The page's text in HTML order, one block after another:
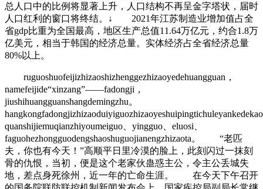
总人口中的比例将显著上升，人口结构不再呈金字塔状，届时
人口红利的窗口将终结。↓ 2021年江苏制造业增加值占全
省gdp比重为全国最高，地区生产总值11.64万亿元，约合1.8万
亿美元，相当于韩国的经济总量。实体经济占全省经济总量
80%以上。
ruguoshuofeijizhizaoshizhenggezhizaoyedehuangguan，
namefeijide“xinzang”——fadongji，
jiushihuangguanshangdemingzhu。
quanshijiemuqianzhiyoumeiguo、yingguo、eluosi、
faguohezhongguodengshaoshuguojianengzhizaota。 “老匹
夫，你也有今天！”高顺平日里冷漠的脸上，此刻闪过一抹刻
骨的仇恨，当初，便是这个老家伙蛊惑主公，令主公丢城失
地，差点身死徐州，近一年的亡命生涯。 在今天下午召开